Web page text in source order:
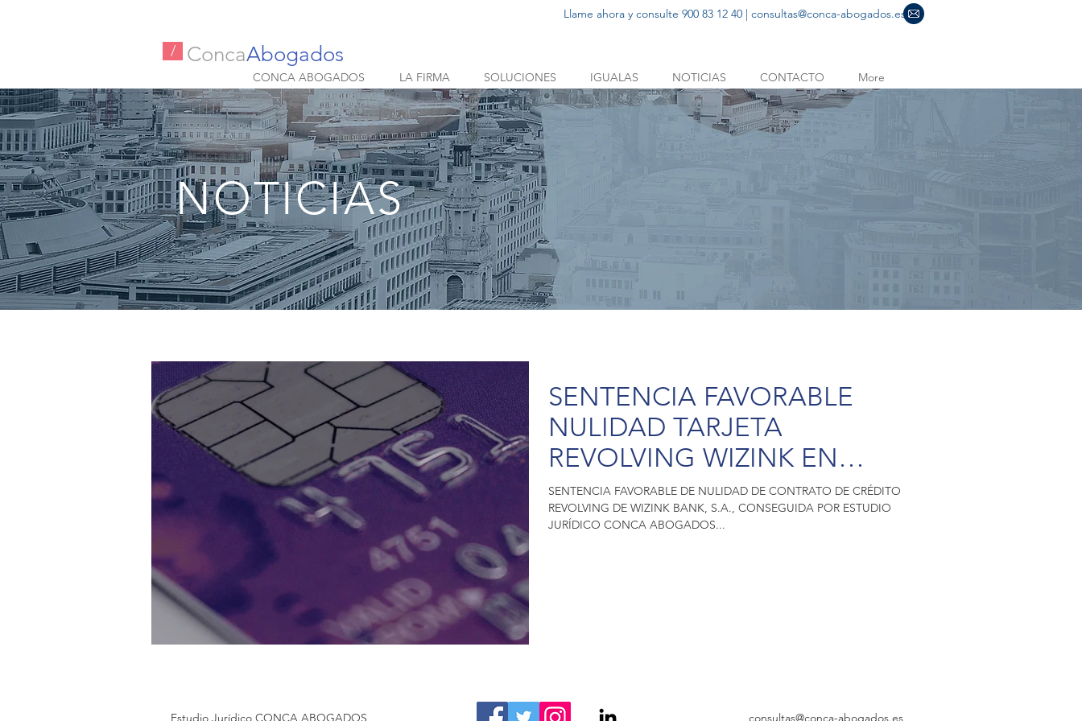
Llame ahora y consulte 900 83 12 40 | consultas@conca-abogados.es
/ ConcaAbogados
CONCA ABOGADOS LA FIRMA SOLUCIONES IGUALAS NOTICIAS CONTACTO More
NOTICIAS
SENTENCIA FAVORABLE
NULIDAD TARJETA
REVOLVING WIZINK EN
SEGOVIA - CONCA
ABOGADOS
SENTENCIA FAVORABLE DE NULIDAD DE CONTRATO DE CRÉDITO
REVOLVING DE WIZINK BANK, S.A., CONSEGUIDA POR ESTUDIO
JURÍDICO CONCA ABOGADOS...
Estudio Jurídico CONCA ABOGADOS consultas@conca-abogados.es